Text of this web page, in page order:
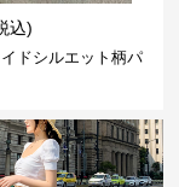
込)
ドシルエット柄パ